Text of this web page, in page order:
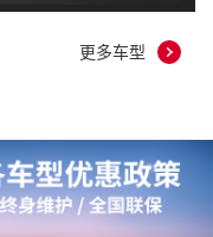
更多车型